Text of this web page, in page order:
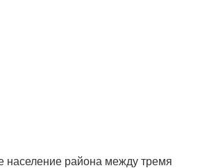
население района между тремя